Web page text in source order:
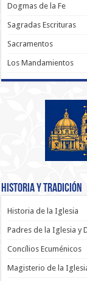
Dogmas de la Fe
Sagradas Escrituras
Sacramentos
Los Mandamientos
Historia y Tradición
Historia de la Iglesia
Padres de la Iglesia y
Concílios Ecuménicos
Magisterio de la